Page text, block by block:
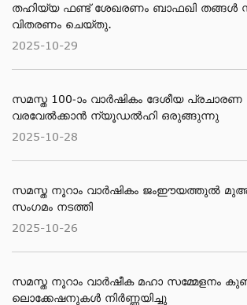
തഹിയ്യ ഫണ്ട് ശേഖരണം ബാഫഖി തങ്ങൾ
വിതരണം ചെയ്തു.
2025-10-29
സമസ്ത 100-ാം വാർഷികം ദേശീയ
വരവേൽക്കാൻ ന്യൂഡൽഹി ഒരുങ്ങുന്നു
2025-10-28
സമസ്ത നൂറാം വാർഷികം ജംഈയത്തുൽ
സംഗമം നടത്തി
2025-10-26
സമസ്ത നൂറാം വാർഷീക മഹാ സമ്മേളനം
ലൊക്കേഷനുകൾ നിർണ്ണയിച്ചു